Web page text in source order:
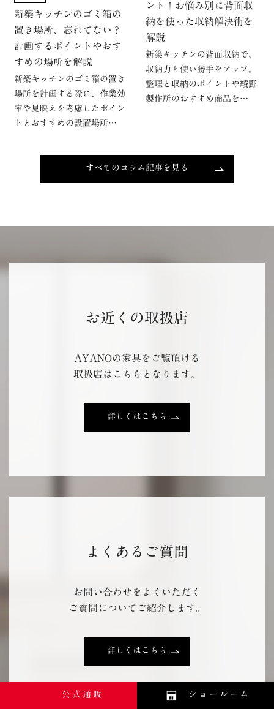
新築キッチンのゴミ箱の
置き場所、忘れてない？
計画するポイントやおす
すめの場所を解説
新築キッチンのゴミ箱の置き
場所を計画する際に、作業効
率や見映えを考慮したポイン
トとおすすめの設置場所…
ント！お悩み別に背面収
納を使った収納解決術を
解説
新築キッチンの背面収納で、
収納力と使い勝手をアップ。
整理と収納のポイントや綾野
製作所のおすすめ商品を…
すべてのコラム記事を見る
お近くの取扱店
AYANOの家具をご覧頂ける
取扱店はこちらとなります。
詳しくはこちら
よくあるご質問
お問い合わせをよくいただく
ご質問についてご紹介します。
詳しくはこちら
ショールーム
公式通販